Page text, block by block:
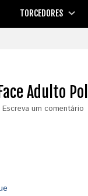
TORCEDORES
Adulto
Escreva um comentário